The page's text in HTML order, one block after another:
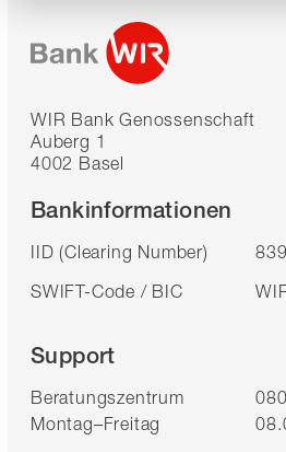
WIR Bank Genossenschaft
Auberg 1
4002 Basel
Bankinformationen
IID (Clearing Number)
SWIFT-Code / BIC
Support
Beratungszentrum
Montag–Freitag